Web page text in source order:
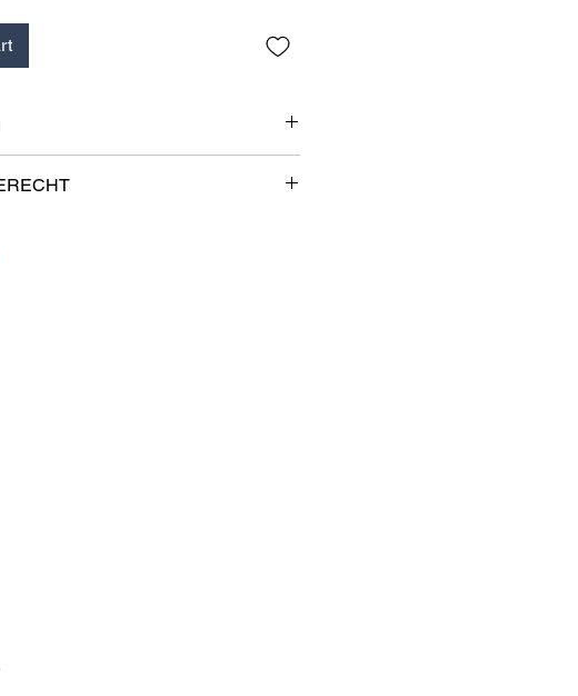
einfache und kompakte
von Schützen für Schützen entwickelt.